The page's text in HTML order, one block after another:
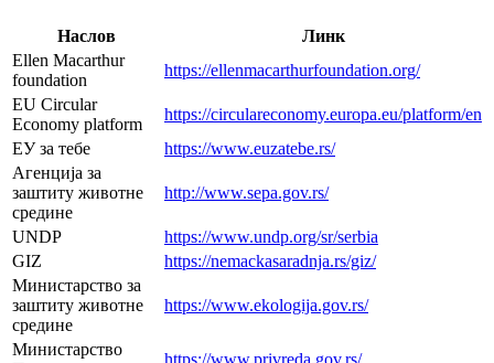
Наслов
Линк
Ellen Macarthur
foundation
https://ellenmacarthurfoundation.org/
EU Circular
Economy platform
https://circulareconomy.europa.eu/platform/en
ЕУ за тебе
https://www.euzatebe.rs/
Агенција за
заштиту животне
средине
http://www.sepa.gov.rs/
UNDP
https://www.undp.org/sr/serbia
GIZ
https://nemackasaradnja.rs/giz/
Министарство за
заштиту животне
средине
https://www.ekologija.gov.rs/
Министарство
https://www.privreda.gov.rs/